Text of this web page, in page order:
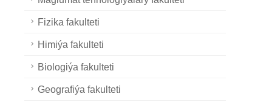
Fizika fakulteti
Himiýa fakulteti
Biologiýa fakulteti
Geografiýa fakulteti